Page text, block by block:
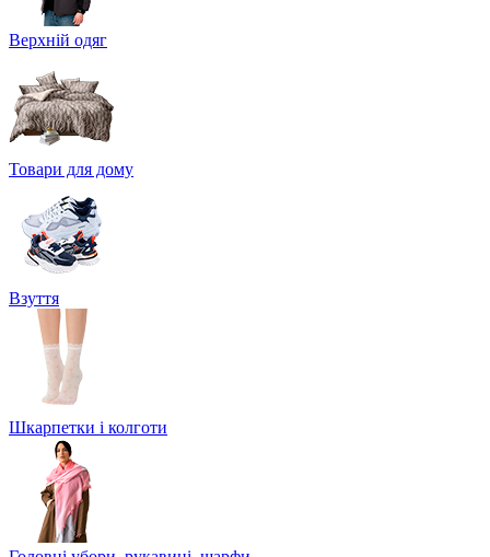
Верхній одяг
Товари для дому
Взуття
Шкарпетки і колготи